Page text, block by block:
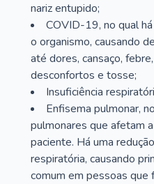
nariz entupido;
COVID-19, no qual
o organismo, causando
até dores, cansaço,
desconfortos e tosse;
Insuficiência
Enfisema pulmonar,
pulmonares que afetam
paciente. Há uma
respiratória, causando
comum em pessoas que